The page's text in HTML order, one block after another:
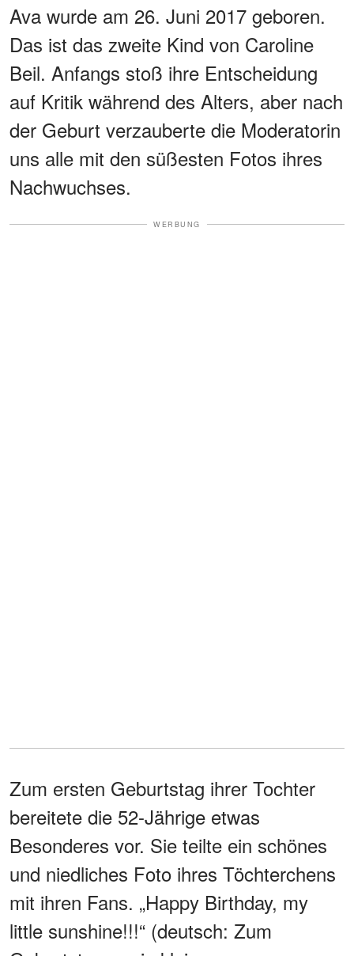
Ava wurde am 26. Juni 2017 geboren.
Das ist das zweite Kind von Caroline
Beil. Anfangs stoß ihre Entscheidung
auf Kritik während des Alters, aber nach
der Geburt verzauberte die Moderatorin
uns alle mit den süßesten Fotos ihres
Nachwuchses.
WERBUNG
Zum ersten Geburtstag ihrer Tochter
bereitete die 52-Jährige etwas
Besonderes vor. Sie teilte ein schönes
und niedliches Foto ihres Töchterchens
mit ihren Fans. „Happy Birthday, my
little sunshine!!!“ (deutsch: Zum